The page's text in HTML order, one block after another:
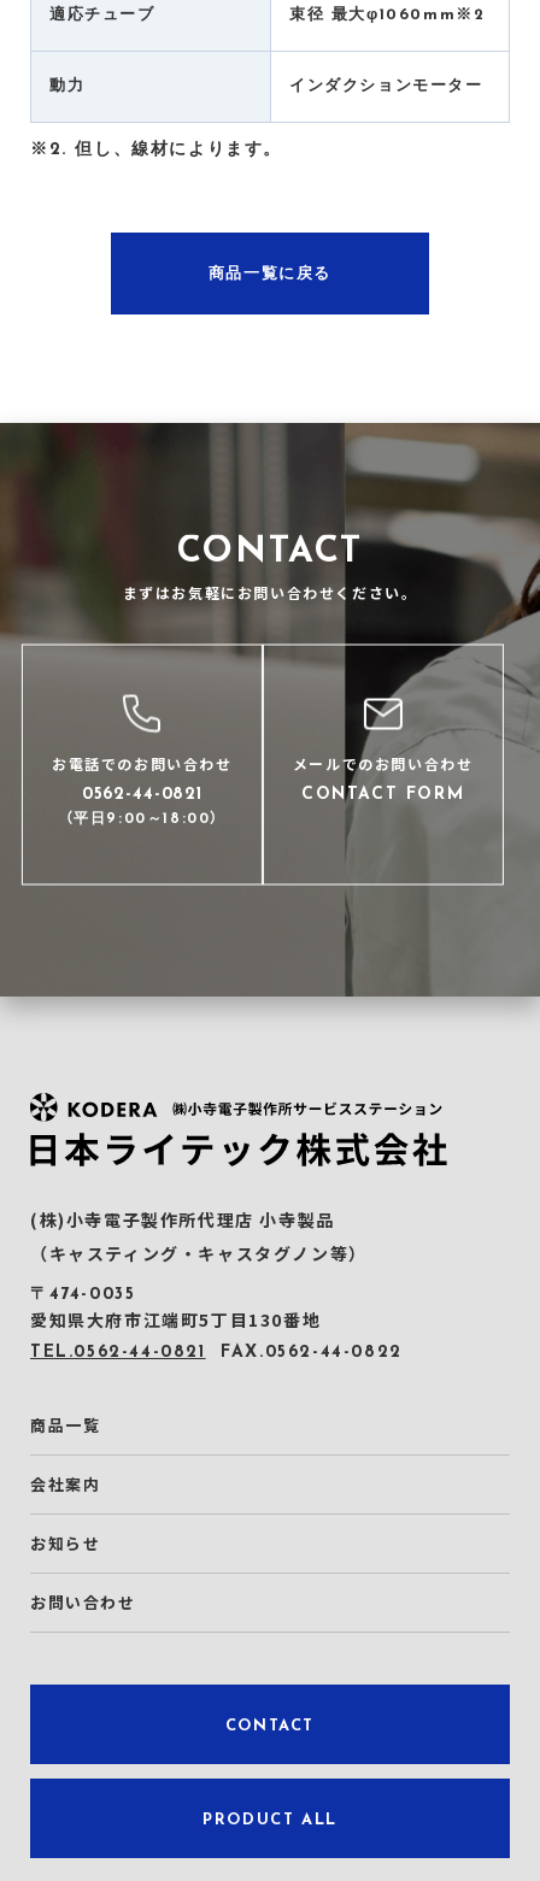
適応チューブ 束径 最大φ1060mm※2
動力 インダクションモーター
※2. 但し、線材によります。
商品一覧に戻る
CONTACT
まずはお気軽にお問い合わせください。
お電話でのお問い合わせ
0562-44-0821
（平日9:00～18:00）
メールでのお問い合わせ
CONTACT FORM
(株)小寺電子製作所代理店 小寺製品
（キャスティング・キャスタグノン等）
〒474-0035
愛知県大府市江端町5丁目130番地
TEL.0562-44-0821 FAX.0562-44-0822
商品一覧
会社案内
お知らせ
お問い合わせ
CONTACT
PRODUCT ALL